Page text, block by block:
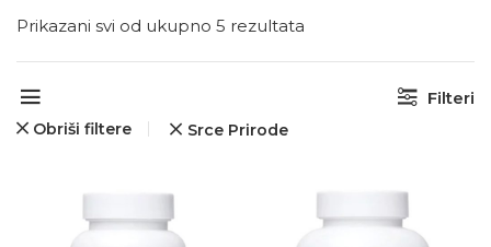
Prikazani svi od ukupno 5 rezultata
Filteri
Obriši filtere Srce Prirode